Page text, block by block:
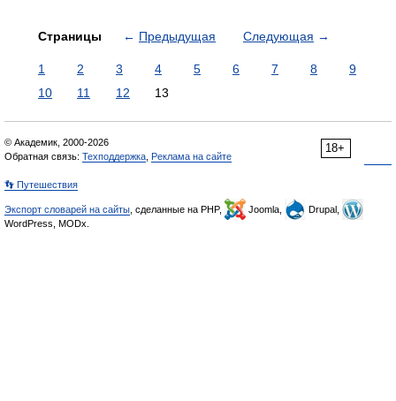
Страницы ← Предыдущая Следующая →
1 2 3 4 5 6 7 8
9
10
11 12 13
18+
© Академик, 2000-2026
Обратная связь: Техподдержка Реклама на сайте
👣 Путешествия
Экспорт словарей на сайты , сделанные на PHP, Joomla,
Drupal,
WordPress, MODx.